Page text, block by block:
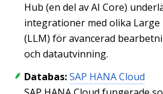
Hub (en del av AI Core)
integrationer med olika Large
(LLM) för avancerad
och datautvinning.
Databas:SAP HANA Cloud